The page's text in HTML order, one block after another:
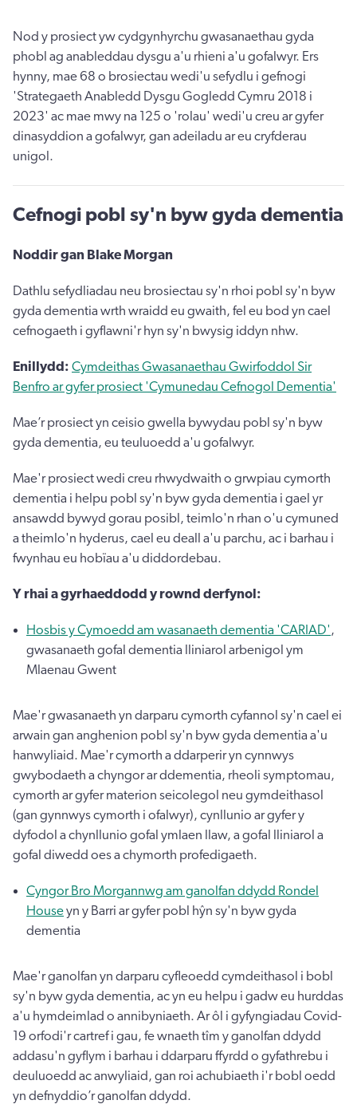
Nod y prosiect yw cydgynhyrchu gwasanaethau gyda
phobl ag anableddau dysgu a'u rhieni a'u gofalwyr. Ers
hynny, mae 68 o brosiectau wedi'u sefydlu i gefnogi
'Strategaeth Anabledd Dysgu Gogledd Cymru 2018 i
2023' ac mae mwy na 125 o 'rolau' wedi'u creu ar gyfer
dinasyddion a gofalwyr, gan adeiladu ar eu cryfderau
unigol.
Cefnogi pobl sy'n byw gyda dementia
Noddir gan Blake Morgan
Dathlu sefydliadau neu brosiectau sy'n rhoi pobl sy'n byw
gyda dementia wrth wraidd eu gwaith, fel eu bod yn cael
cefnogaeth i gyflawni'r hyn sy'n bwysig iddyn nhw.
Enillydd: Cymdeithas Gwasanaethau Gwirfoddol Sir
Benfro ar gyfer prosiect 'Cymunedau Cefnogol Dementia'
Mae’r prosiect yn ceisio gwella bywydau pobl sy'n byw
gyda dementia, eu teuluoedd a'u gofalwyr.
Mae'r prosiect wedi creu rhwydwaith o grwpiau cymorth
dementia i helpu pobl sy'n byw gyda dementia i gael yr
ansawdd bywyd gorau posibl, teimlo'n rhan o'u cymuned
a theimlo'n hyderus, cael eu deall a'u parchu, ac i barhau i
fwynhau eu hobïau a'u diddordebau.
Y rhai a gyrhaeddodd y rownd derfynol:
Hosbis y Cymoedd am wasanaeth dementia 'CARIAD',
gwasanaeth gofal dementia lliniarol arbenigol ym
Mlaenau Gwent
Mae'r gwasanaeth yn darparu cymorth cyfannol sy'n cael ei
arwain gan anghenion pobl sy'n byw gyda dementia a'u
hanwyliaid. Mae'r cymorth a ddarperir yn cynnwys
gwybodaeth a chyngor ar ddementia, rheoli symptomau,
cymorth ar gyfer materion seicolegol neu gymdeithasol
(gan gynnwys cymorth i ofalwyr), cynllunio ar gyfer y
dyfodol a chynllunio gofal ymlaen llaw, a gofal lliniarol a
gofal diwedd oes a chymorth profedigaeth.
Cyngor Bro Morgannwg am ganolfan ddydd Rondel
Houseyn y Barri ar gyfer pobl hŷn sy'n byw gyda
dementia
Mae'r ganolfan yn darparu cyfleoedd cymdeithasol i bobl
sy'n byw gyda dementia, ac yn eu helpu i gadw eu hurddas
a'u hymdeimlad o annibyniaeth. Ar ôl i gyfyngiadau Covid-
19 orfodi'r cartref i gau, fe wnaeth tîm y ganolfan ddydd
addasu'n gyflym i barhau i ddarparu ffyrdd o gyfathrebu i
deuluoedd ac anwyliaid, gan roi achubiaeth i'r bobl oedd
yn defnyddio’r ganolfan ddydd.